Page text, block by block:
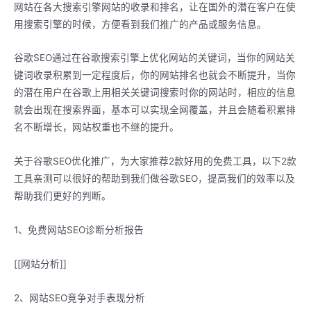
网站在各大搜索引擎网站的收录和排名，让在国外的潜在客户在使
用搜索引擎的时候，方便看到我们推广的产品或服务信息。
谷歌SEO通过在谷歌搜索引擎上优化网站的关键词，当你的网站关
键词收录积累到一定程度后，你的网站排名也就会不断提升，当你
的潜在用户在谷歌上用相关关键词搜索时你的网站时，相应的信息
就会出现在搜索界面，基本可以实现全网覆盖，并且会随着积累排
名不断增长，网站权重也不继的提升。
关于谷歌SEO优化推广，为大家推荐2款好用的免费工具，以下2款
工具亲测可以很好的帮助到我们做谷歌SEO，提高我们的效率以及
帮助我们更好的判断。
1、免费网站SEO诊断分析报告
[[网站分析]]
2、网站SEO竞争对手表现分析